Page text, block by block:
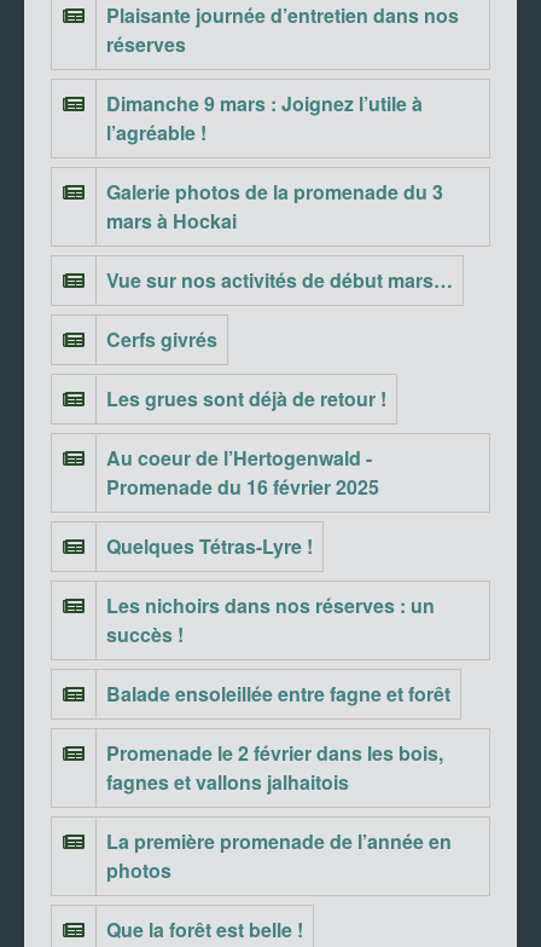
Plaisante journée d’entretien dans nos
réserves
Dimanche 9 mars : Joignez l’utile à
l’agréable !
Galerie photos de la promenade du 3
mars à Hockai
Vue sur nos activités de début mars…
Cerfs givrés
Les grues sont déjà de retour !
Au coeur de l’Hertogenwald -
Promenade du 16 février 2025
Quelques Tétras-Lyre !
Les nichoirs dans nos réserves : un
succès !
Balade ensoleillée entre fagne et forêt
Promenade le 2 février dans les bois,
fagnes et vallons jalhaitois
La première promenade de l’année en
photos
Que la forêt est belle !